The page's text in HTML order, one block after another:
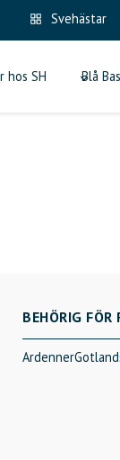
Svehästar
hos SH Blå
BEHÖRIG FÖR
Ardenner